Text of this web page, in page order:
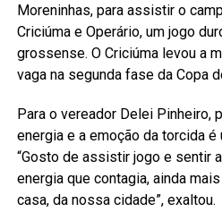
Moreninhas, para assistir o
Criciúma e Operário, um jogo
grossense. O Criciúma levou a
vaga na segunda fase da Copa
Para o vereador Delei Pinheiro,
energia e a emoção da torcida é
“Gosto de assistir jogo e sentir
energia que contagia, ainda
casa, da nossa cidade”, exaltou.